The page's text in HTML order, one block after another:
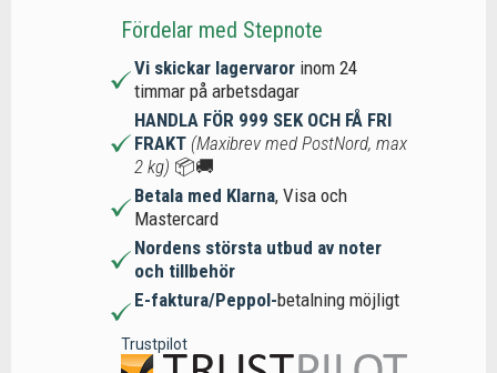
Fördelar med Stepnote
Vi skickar lagervaror inom 24
timmar på arbetsdagar
HANDLA FÖR 999 SEK OCH FÅ FRI
FRAKT (Maxibrev med PostNord, max
2 kg) 📦🚚
Betala med Klarna, Visa och
Mastercard
Nordens största utbud av noter
och tillbehör
E-faktura/Peppol-betalning möjligt
Trustpilot